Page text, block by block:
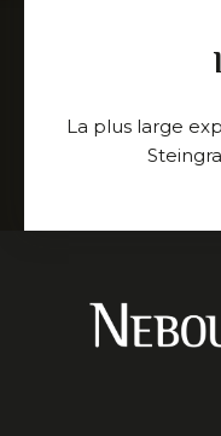
La plus large